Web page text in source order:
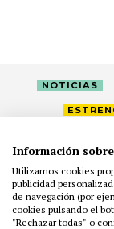
NOTICIAS
PRENSA
Información
Utilizamos cookies
publicidad
de navegación (por
cookies pulsando el
"Rechazar todas" o